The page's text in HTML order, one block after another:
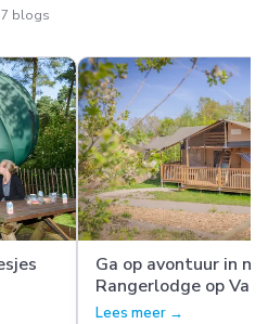
7 blogs
Ga op avontuur in
Rangerlodge op
Sallandshoeve
Lees meer →